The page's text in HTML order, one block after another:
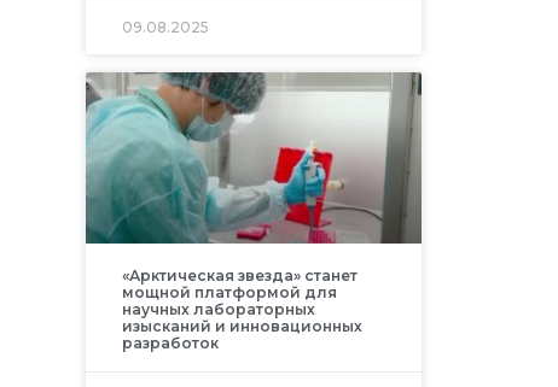
09.08.2025
«Арктическая звезда» станет
мощной платформой для
научных лабораторных
изысканий и инновационных
разработок